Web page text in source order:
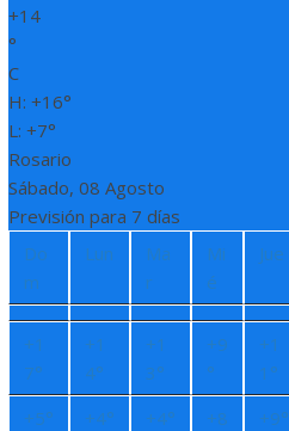
+14
°
C
H:+16°
L:+7°
Rosario
Sábado, 08 Agosto
Previsión para 7 días
Do
m
Lun
Ma
r
Mi
é
Jue
+1
7°
+1
4°
+1
3°
+9
°
+1
1°
+5° +4° +4° +8
+9°